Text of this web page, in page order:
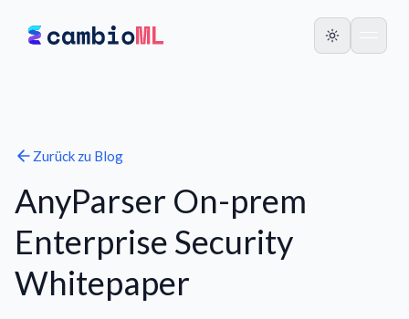
Zurück zu Blog
AnyParser On-prem
Enterprise Security
Whitepaper